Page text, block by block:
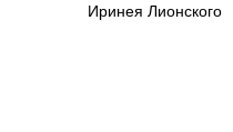
Иринея Лионского